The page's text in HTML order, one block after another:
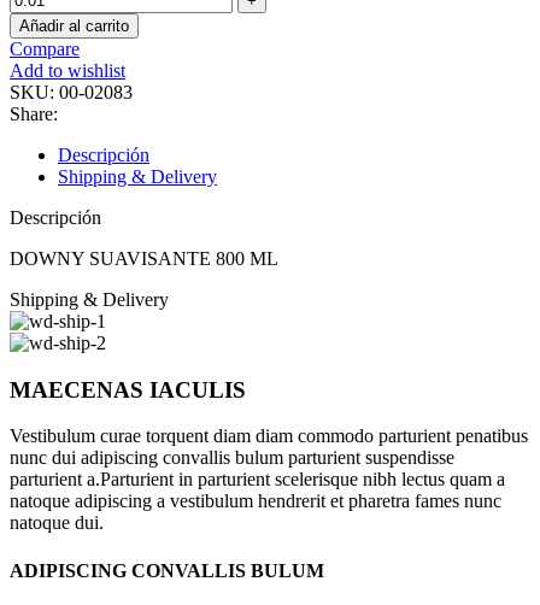
Añadir al carrito
Compare
Add to wishlist
SKU: 00-02083
Share:
Descripción
Shipping & Delivery
Descripción
DOWNY SUAVISANTE 800 ML
Shipping & Delivery
MAECENAS IACULIS
Vestibulum curae torquent diam diam commodo parturient penatibus
nunc dui adipiscing convallis bulum parturient suspendisse
parturient a.Parturient in parturient scelerisque nibh lectus quam a
natoque adipiscing a vestibulum hendrerit et pharetra fames nunc
natoque dui.
ADIPISCING CONVALLIS BULUM